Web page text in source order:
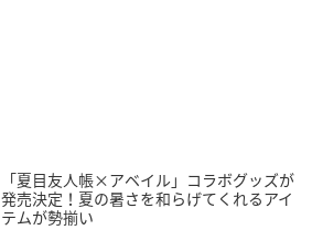
「夏目友人帳×アベイル」コラボグッズが
発売決定！夏の暑さを和らげてくれるアイ
テムが勢揃い